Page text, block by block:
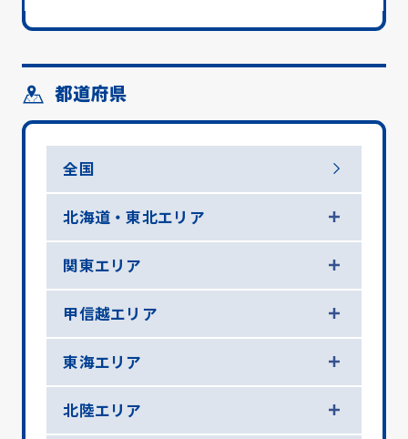
都道府県
全国
北海道・東北エリア
関東エリア
甲信越エリア
東海エリア
北陸エリア